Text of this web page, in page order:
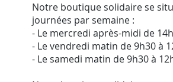
Notre boutique solidaire se
journées par semaine :
- Le mercredi après-midi de
- Le vendredi matin de 9h30 à
- Le samedi matin de 9h30 à